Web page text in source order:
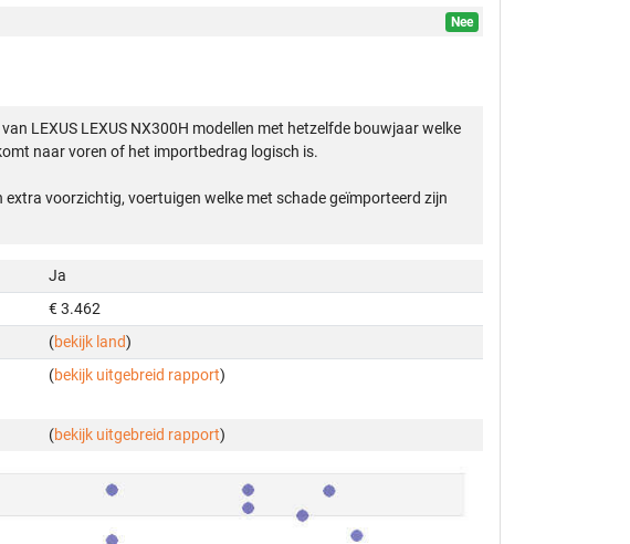
Nee
LEXUS LEXUS NX300H modellen met hetzelfde bouwjaar welke
naar voren of het importbedrag logisch is.
voorzichtig, voertuigen welke met schade geïmporteerd zijn
Ja
€ 3.462
(bekijk land)
(bekijk uitgebreid rapport)
(bekijk uitgebreid rapport)